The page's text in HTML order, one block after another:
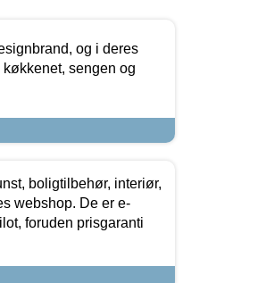
og i deres
sengen og
boligtilbehør, interiør,
webshop. De er e-
foruden prisgaranti